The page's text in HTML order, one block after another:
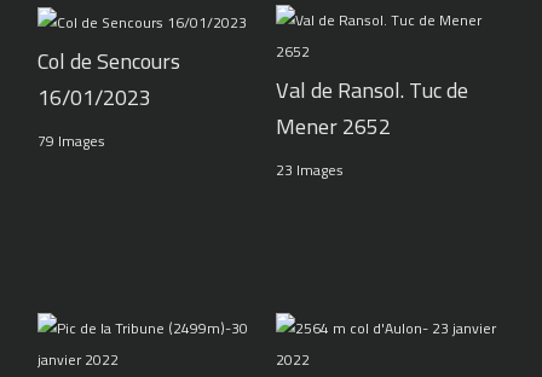
Col de Sencours
16/01/2023
79 Images
Val de Ransol. Tuc de
Mener 2652
23 Images